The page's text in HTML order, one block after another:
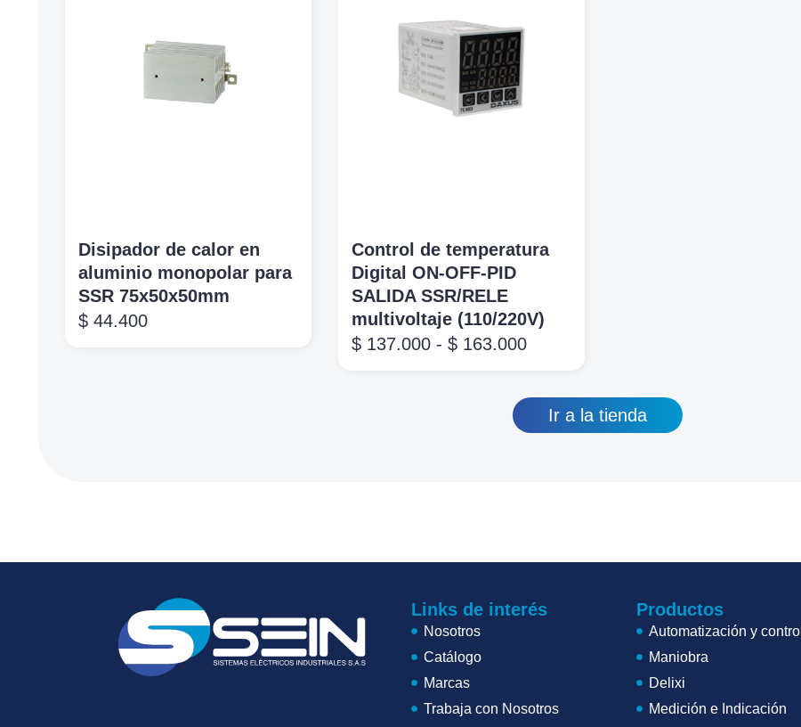
Disipador de calor en
aluminio monopolar para
SSR 75x50x50mm
$ 44.400
Control de temperatura
Digital ON-OFF-PID
SALIDA SSR/RELE
multivoltaje (110/220V)
$ 137.000 - $ 163.000
Ir a la tienda
Links de interés
Nosotros
Catálogo
Marcas
Trabaja con Nosotros
Productos
Automatización y control
Maniobra
Delixi
Medición e Indicación